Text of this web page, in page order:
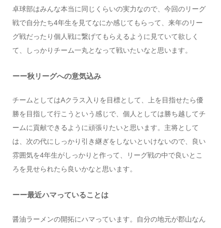
卓球部はみんな本当に同じくらいの実力なので、今回のリーグ
戦で自分たち4年生を見てなにか感じてもらって、来年のリー
グ戦だったり個人戦に繋げてもらえるように見ていて欲しく
て、しっかりチーム一丸となって戦いたいなと思います。
ーー秋リーグへの意気込み
チームとしてはAクラス入りを目標として、上を目指せたら優
勝を目指して行こうという感じで、個人としては勝ち越してチ
ームに貢献できるように頑張りたいと思います。主将として
は、次の代にしっかり引き継ぎをしないといけないので、良い
雰囲気を4年生がしっかりと作って、リーグ戦の中で良いとこ
ろを見せられたら良いかなと思います。
ーー最近ハマっていることは
醤油ラーメンの開拓にハマっています。自分の地元が郡山なん